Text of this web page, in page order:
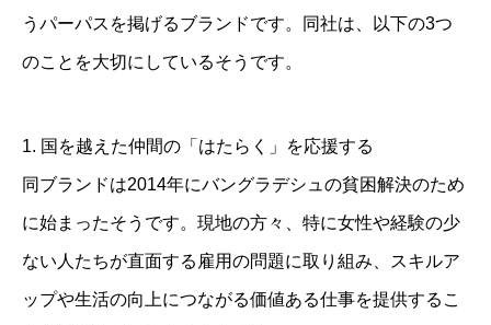
うパーパスを掲げるブランドです。同社は、以下の3つ
のことを大切にしているそうです。
1. 国を越えた仲間の「はたらく」を応援する
同ブランドは2014年にバングラデシュの貧困解決のため
に始まったそうです。現地の方々、特に女性や経験の少
ない人たちが直面する雇用の問題に取り組み、スキルア
ップや生活の向上につながる価値ある仕事を提供するこ